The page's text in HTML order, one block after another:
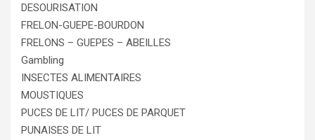
DESOURISATION
FRELON-GUEPE-BOURDON
FRELONS – GUEPES – ABEILLES
Gambling
INSECTES ALIMENTAIRES
MOUSTIQUES
PUCES DE LIT/ PUCES DE PARQUET
PUNAISES DE LIT